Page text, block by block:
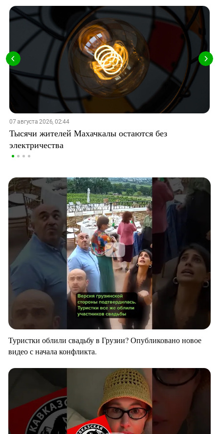
07 августа 2026, 02:44
Тысячи жителей Махачкалы остаются без
электричества
Туристки облили свадьбу в Грузии? Опубликовано новое
видео с начала конфликта.